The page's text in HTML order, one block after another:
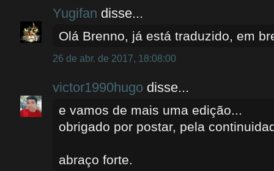
Yugifan disse...
Olá Brenno, já está traduzido, em
26 de abr. de 2017, 18:08:00
victor1990hugo disse...
e vamos de mais uma edição...
obrigado por postar, pela
abraço forte.